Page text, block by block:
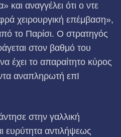
αναγγέλει ότι ο ντε
χειρουργική επέμβαση»,
το Παρίσι. Ο στρατηγός
στον βαθμό του
έχει το απαραίτητο κύρος
αναπληρωτή επΙ
στην γαλλική
ευρύτητα αντιλήψεως